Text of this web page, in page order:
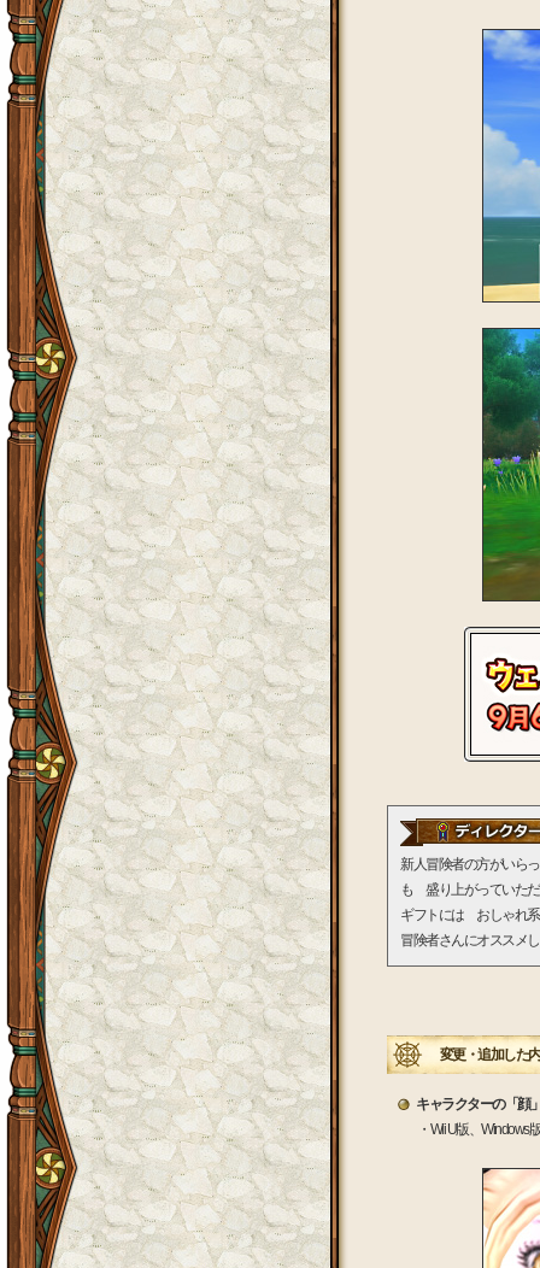
新人冒険者の方がいら
も 盛り上がっていた
ギフトには おしゃれ
冒険者さんにオススメ
変更・追加した
キャラクターの「顔
・Wii U版、